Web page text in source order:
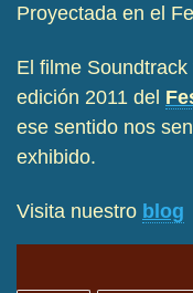
Proyectada en el
El filme
edición 2011 del
ese sentido nos
exhibido.
Visita nuestro blog